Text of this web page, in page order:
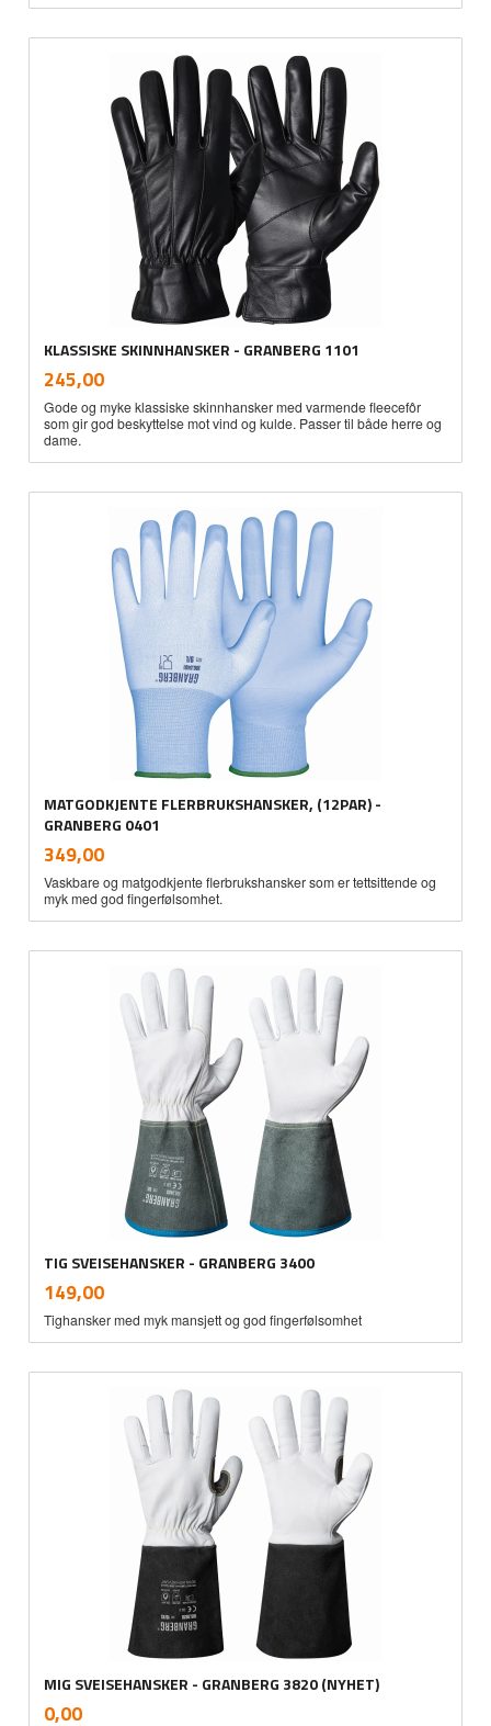
KLASSISKE SKINNHANSKER - GRANBERG 1101
Pris
245,00mva.
Gode og myke klassiske skinnhansker med varmende fleecefôr
som gir god beskyttelse mot vind og kulde. Passer til både herre og
dame.
MATGODKJENTE FLERBRUKSHANSKER, (12PAR) -
GRANBERG 0401
Pris
349,00mva.
Vaskbare og matgodkjente flerbrukshansker som er tettsittende og
myk med god fingerfølsomhet.
TIG SVEISEHANSKER - GRANBERG 3400
Pris
149,00mva.
Tighansker med myk mansjett og god fingerfølsomhet
MIG SVEISEHANSKER - GRANBERG 3820 (NYHET)
Pris
0,00mva.